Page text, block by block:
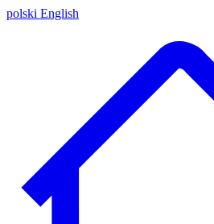
polski English